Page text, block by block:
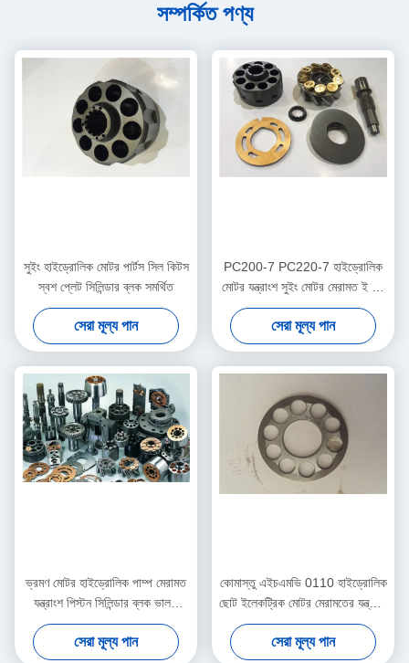
সম্পর্কিত পণ্য
সুইং হাইড্রোলিক মোটর পার্টস সিল কিটস
স্বশ প্লেট সিলিন্ডার ব্লক সমর্থিত
সেরা মূল্য পান
PC200-7 PC220-7 হাইড্রোলিক
মোটর যন্ত্রাংশ সুইং মোটর মেরামত ই এম
প্যাকিং
সেরা মূল্য পান
ভ্রমণ মোটর হাইড্রোলিক পাম্প মেরামত
যন্ত্রাংশ পিস্টন সিলিন্ডার ব্লক ভালভ
অন্তর্ভুক্ত
সেরা মূল্য পান
কোমাস্তু এইচএমভি 0110 হাইড্রোলিক
ছোট ইলেকট্রিক মোটর মেরামতের যন্ত্রাংশ
PC200-7 শেষ ড্রাইভের জন্য
সেরা মূল্য পান